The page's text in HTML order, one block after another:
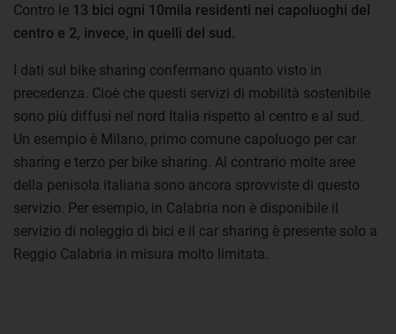
Contro le 13 bici ogni 10mila residenti nei capoluoghi del
centro e 2, invece, in quelli del sud.
I dati sul bike sharing confermano quanto visto in
precedenza. Cioè che questi servizi di mobilità sostenibile
sono più diffusi nel nord Italia rispetto al centro e al sud.
Un esempio è Milano, primo comune capoluogo per car
sharing e terzo per bike sharing. Al contrario molte aree
della penisola italiana sono ancora sprovviste di questo
servizio. Per esempio, in Calabria non è disponibile il
servizio di noleggio di bici e il car sharing è presente solo a
Reggio Calabria in misura molto limitata.